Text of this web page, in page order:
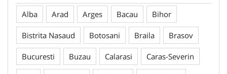
Alba Arad Arges Bacau Bihor
Bistrita Nasaud Botosani Braila Brasov
Bucuresti Buzau Calarasi Caras-Severin